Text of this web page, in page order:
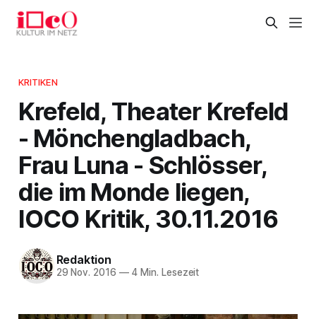
KRITIKEN
Krefeld, Theater Krefeld
- Mönchengladbach,
Frau Luna - Schlösser,
die im Monde liegen,
IOCO Kritik, 30.11.2016
Redaktion
29 Nov. 2016 —4 Min. Lesezeit